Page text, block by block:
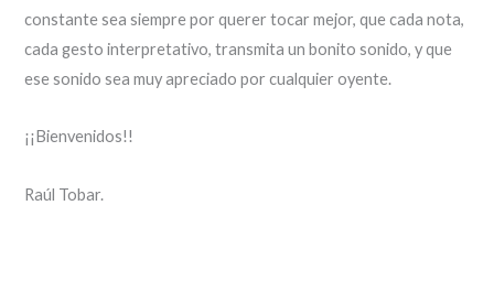
constante sea siempre por querer tocar mejor, que cada nota,
cada gesto interpretativo, transmita un bonito sonido, y que
ese sonido sea muy apreciado por cualquier oyente.
¡¡Bienvenidos!!
Raúl Tobar.